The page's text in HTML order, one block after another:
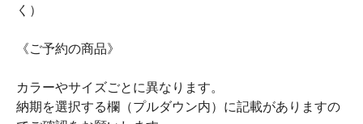
く）
《ご予約の商品》
カラーやサイズごとに異なります。
納期を選択する欄（プルダウン内）に記載がありますの